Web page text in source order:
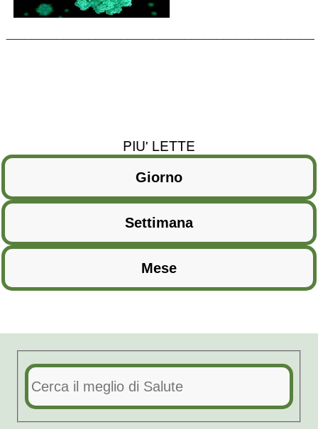
PIU' LETTE